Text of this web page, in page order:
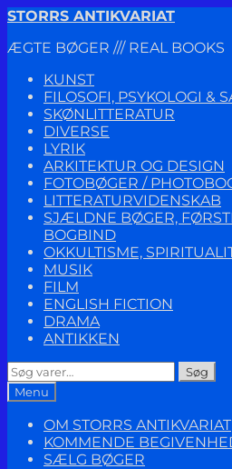
Spring
navigation
Spring
indhold
STORRS ANTIKVARIAT
ÆGTE BØGER /// REAL BOOKS
KUNST
FILOSOFI, PSYKOLOGI &
SKØNLITTERATUR
DIVERSE
LYRIK
ARKITEKTUR OG DESIGN
FOTOBØGER /
LITTERATURVIDENSKAB
SJÆLDNE BØGER,
BOGBIND
OKKULTISME,
MUSIK
FILM
ENGLISH FICTION
DRAMA
ANTIKKEN
Søg
efter:
Søg
Menu
OM STORRS ANTIKVARIAT
KOMMENDE
SÆLG BØGER